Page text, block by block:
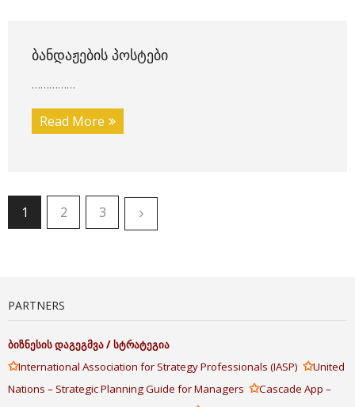
ᲑᲐᲜᲓᲐᲟᲔᲑᲘᲡ ᲞᲝᲡᲢᲔᲑᲘ
……………
Read More
1 2 3
PARTNERS
ბიზნესისდაგეგმვა/სტრატეგია
✩International Association for Strategy Professionals (IASP) ✩United
Nations – Strategic Planning Guide for Managers ✩Cascade App –